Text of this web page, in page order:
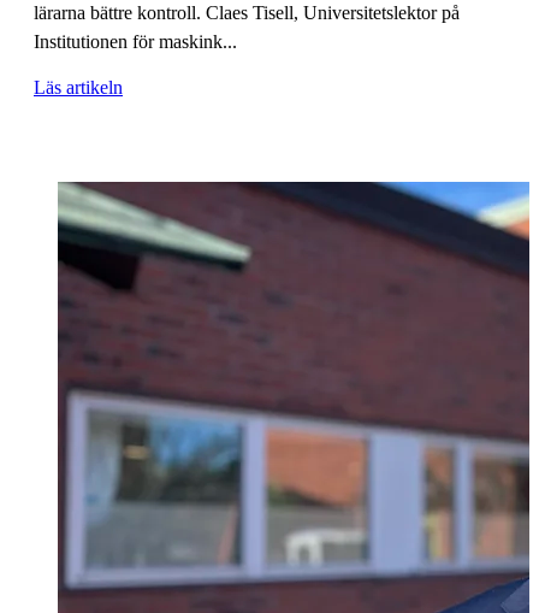
lärarna bättre kontroll. Claes Tisell, Universitetslektor på
Institutionen för maskink...
Läs artikeln